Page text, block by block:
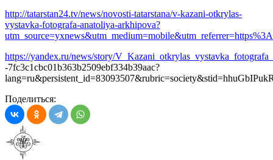
http://tatarstan24.tv/news/novosti-tatarstana/v-kazani-otkrylas-
vystavka-fotografa-anatoliya-arkhipova?
https://yandex.ru/news/story/
-7fc3c1cbc01b363b2509ebf334b39aac?
Поделиться: